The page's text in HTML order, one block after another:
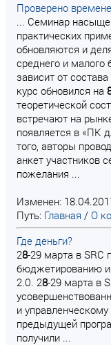
Проверено
... Семинар
практических
обновляются и
среднего и малого
зависит от
курс обновился на
теоретической
встречают на
появляется в «ПК
того, авторы
анкет участников
пожелания ...
Изменен:
Путь: Главная / О
Где деньги?
28-29 марта в SRC
бюджетированию и
2.0. 28-29 марта в
и
предыдущей
получили ...